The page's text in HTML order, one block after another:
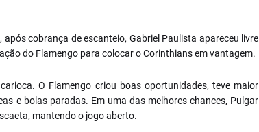
cobrança de escanteio, Gabriel Paulista apareceu livre
do Flamengo para colocar o Corinthians em vantagem.
O Flamengo criou boas oportunidades, teve maior
e bolas paradas. Em uma das melhores chances, Pulgar
mantendo o jogo aberto.